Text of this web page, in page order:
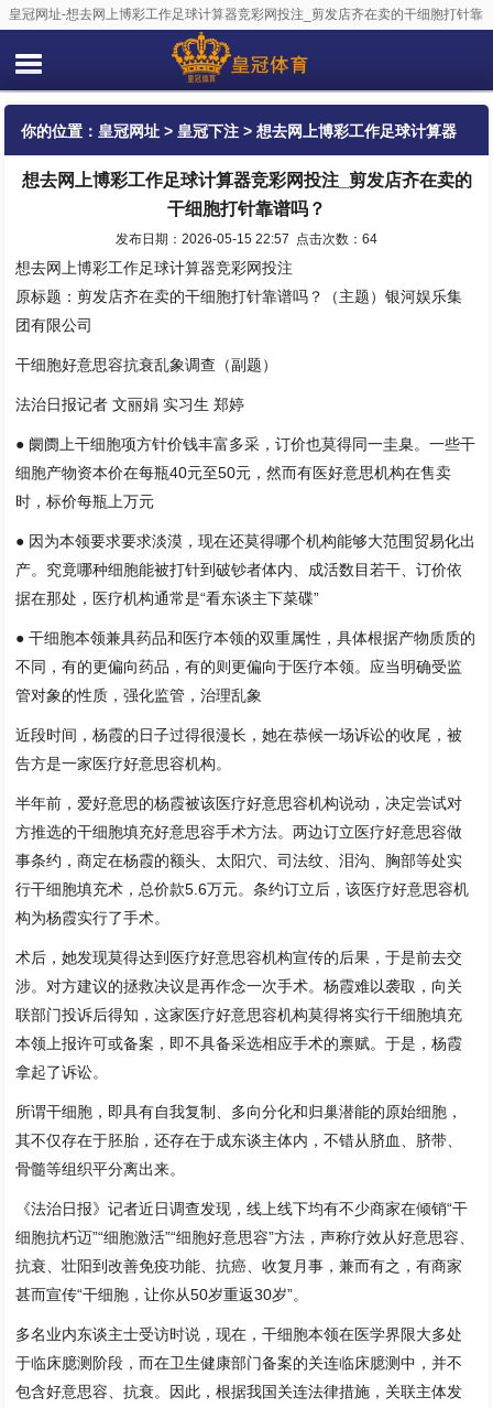
皇冠网址-想去网上博彩工作足球计算器竞彩网投注_剪发店齐在卖的干细胞打针靠
你的位置： 皇冠网址 > 皇冠下注 > 想去网上博彩工作足球计算器
竞彩网投注_剪发店齐在卖的干细胞打针靠谱吗？
想去网上博彩工作足球计算器竞彩网投注_剪发店齐在卖的
干细胞打针靠谱吗？
发布日期：2026-05-15 22:57 点击次数：64
想去网上博彩工作足球计算器竞彩网投注
原标题：剪发店齐在卖的干细胞打针靠谱吗？（主题）银河娱乐集
团有限公司
干细胞好意思容抗衰乱象调查（副题）
法治日报记者 文丽娟 实习生 郑婷
● 阛阓上干细胞项方针价钱丰富多采，订价也莫得同一圭臬。一些干
细胞产物资本价在每瓶40元至50元，然而有医好意思机构在售卖
时，标价每瓶上万元
● 因为本领要求要求淡漠，现在还莫得哪个机构能够大范围贸易化出
产。究竟哪种细胞能被打针到破钞者体内、成活数目若干、订价依
据在那处，医疗机构通常是“看东谈主下菜碟”
● 干细胞本领兼具药品和医疗本领的双重属性，具体根据产物质质的
不同，有的更偏向药品，有的则更偏向于医疗本领。应当明确受监
管对象的性质，强化监管，治理乱象
近段时间，杨霞的日子过得很漫长，她在恭候一场诉讼的收尾，被
告方是一家医疗好意思容机构。
半年前，爱好意思的杨霞被该医疗好意思容机构说动，决定尝试对
方推选的干细胞填充好意思容手术方法。两边订立医疗好意思容做
事条约，商定在杨霞的额头、太阳穴、司法纹、泪沟、胸部等处实
行干细胞填充术，总价款5.6万元。条约订立后，该医疗好意思容机
构为杨霞实行了手术。
术后，她发现莫得达到医疗好意思容机构宣传的后果，于是前去交
涉。对方建议的拯救决议是再作念一次手术。杨霞难以袭取，向关
联部门投诉后得知，这家医疗好意思容机构莫得将实行干细胞填充
本领上报许可或备案，即不具备采选相应手术的禀赋。于是，杨霞
拿起了诉讼。
所谓干细胞，即具有自我复制、多向分化和归巢潜能的原始细胞，
其不仅存在于胚胎，还存在于成东谈主体内，不错从脐血、脐带、
骨髓等组织平分离出来。
《法治日报》记者近日调查发现，线上线下均有不少商家在倾销“干
细胞抗朽迈”“细胞激活”“细胞好意思容”方法，声称疗效从好意思容、
抗衰、壮阳到改善免疫功能、抗癌、收复月事，兼而有之，有商家
甚而宣传“干细胞，让你从50岁重返30岁”。
多名业内东谈主士受访时说，现在，干细胞本领在医学界限大多处
于临床臆测阶段，而在卫生健康部门备案的关连临床臆测中，并不
包含好意思容、抗衰。因此，根据我国关连法律措施，关联主体发